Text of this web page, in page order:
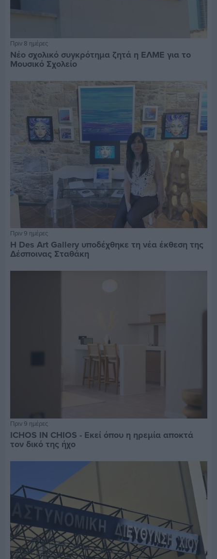
Πριν 8 ημέρες
Νέο σχολικό συγκρότημα ζητά η ΕΛΜΕ για το
Μουσικό Σχολείο
Πριν 9 ημέρες
Η Des Art Gallery υποδέχθηκε τη νέα έκθεση της
Δέσποινας Σταθάκη
Πριν 9 ημέρες
ICHOS IN CHIOS - Εκεί όπου η ηρεμία αποκτά
τον δικό της ήχο